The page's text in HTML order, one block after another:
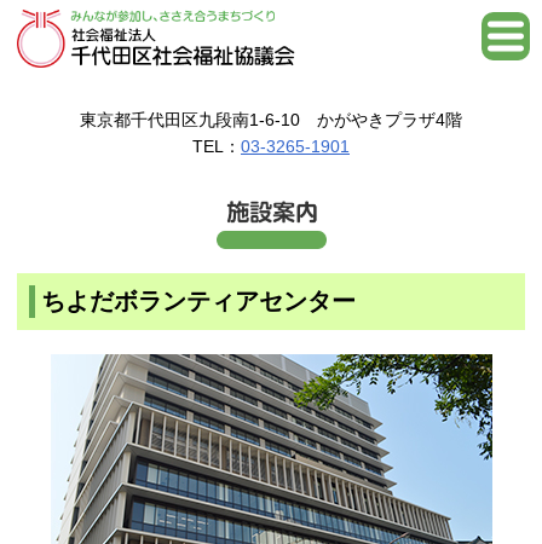
東京都千代田区九段南1-6-10 かがやきプラザ4階
TEL： 03-3265-1901
ちよだボランティアセンター